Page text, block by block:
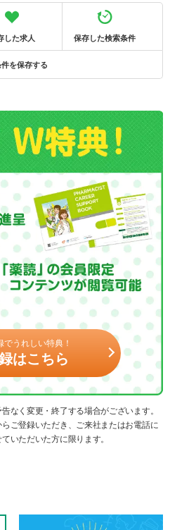
した求人 保存した検索条件
を保存する
でうれしい特典！
はこちら
なく変更・終了する場合がございます。
ご登録いただき、ご来社またはお電話に
いただいた方に限ります。